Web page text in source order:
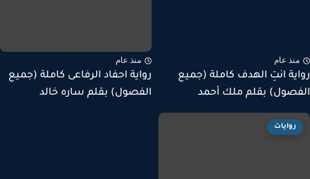
عام
انتِ الهدف كاملة (جميع
بقلم ملك أحمد
منذ عام
رواية احفاد الرفاعى كاملة (جميع
الفصول) بقلم ساره خالد
روايات